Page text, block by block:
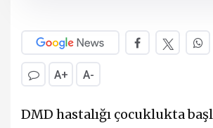
A+ A-
DMD hastalığı çocuklukta